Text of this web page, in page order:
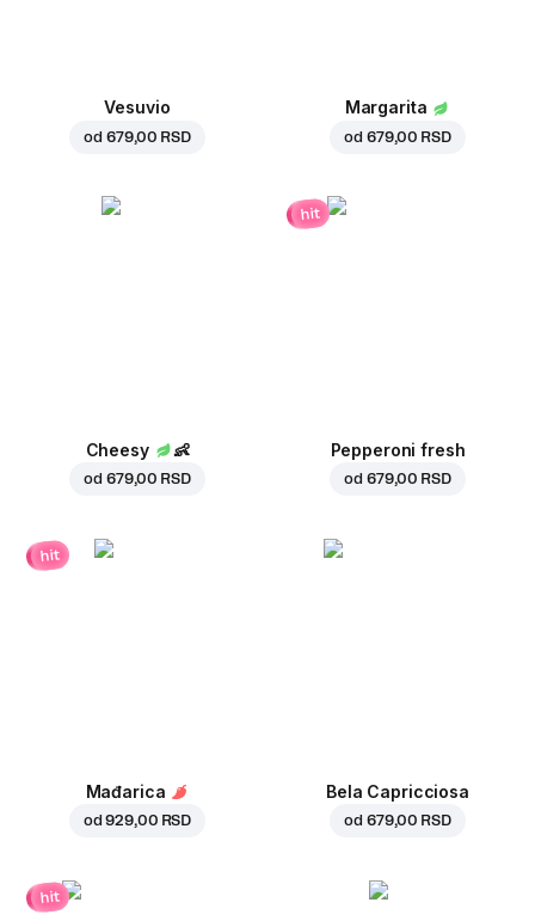
Vesuvio
od 679,00 RSD
Margarita
od 679,00 RSD
Cheesy 👶
od 679,00 RSD
hit
Pepperoni fresh
od 679,00 RSD
hit
Mađarica
od929,00 RSD
Bela Capricciosa
od 679,00 RSD
hit